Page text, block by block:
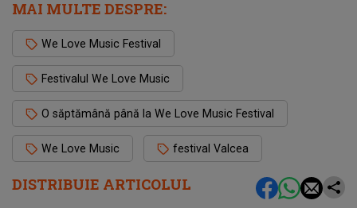
DISTRIBUIE ARTICOLUL
MAI MULTE DESPRE:
We Love Music Festival
Festivalul We Love Music
O săptămână până la We Love Music Festival
We Love Music festival Valcea